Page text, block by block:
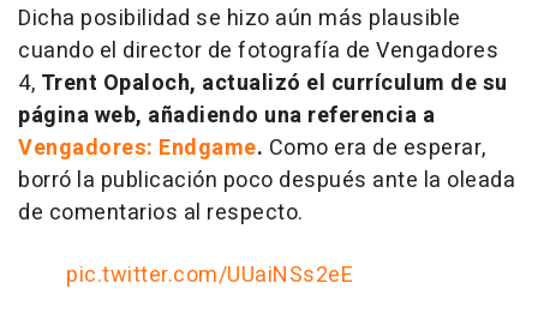
Dicha posibilidad se hizo aún más plausible
cuando el director de fotografía de Vengadores
4, Trent Opaloch, actualizó el currículum de su
página web, añadiendo una referencia a
Vengadores: Endgame. Como era de esperar,
borró la publicación poco después ante la oleada
de comentarios al respecto.
pic.twitter.com/UUaiNSs2eE